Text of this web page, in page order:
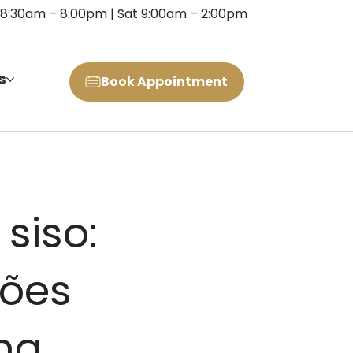
– 8:00pm | Sat 9:00am – 2:00pm
Book Appointment